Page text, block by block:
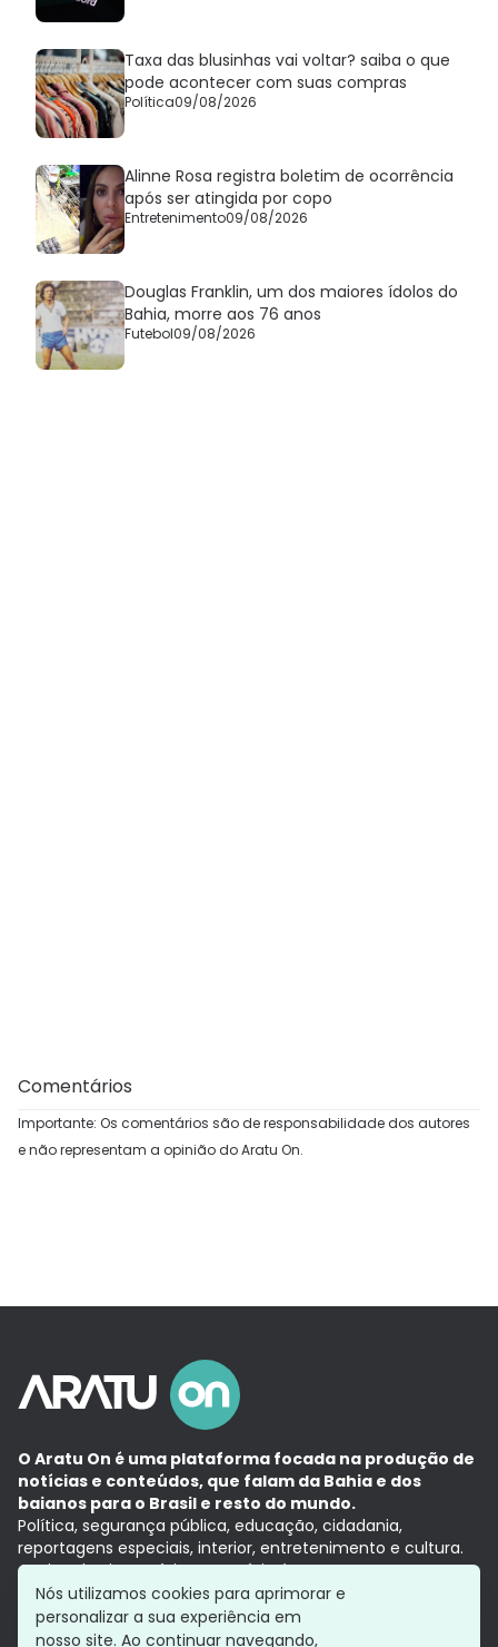
Taxa das blusinhas vai voltar? saiba o que
pode acontecer com suas compras
Política09/08/2026
Alinne Rosa registra boletim de ocorrência
após ser atingida por copo
Entretenimento09/08/2026
Douglas Franklin, um dos maiores ídolos do
Bahia, morre aos 76 anos
Futebol09/08/2026
Comentários
Importante: Os comentários são de responsabilidade dos autores
e não representam a opinião do Aratu On.
O Aratu On é uma plataforma focada na produção de
notícias e conteúdos, que falam da Bahia e dos
baianos para o Brasil e resto do mundo.
Política, segurança pública, educação, cidadania,
reportagens especiais, interior, entretenimento e cultura.
Aqui, tudo vira notícia e a notícia é no tempo presente,
com a credibilidade do Grupo Aratu.
Grupo Aratu
Política de privacidade
Nós utilizamos cookies para aprimorar e
personalizar a sua experiência em
nosso site. Ao continuar navegando,